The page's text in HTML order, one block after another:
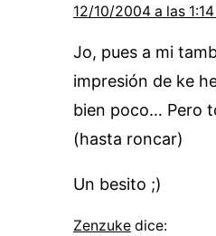
12/10/2004 a las
Jo, pues a mi
impresión de ke
bien poco… Pero
(hasta roncar)
Un besito ;)
Zenzuke dice: